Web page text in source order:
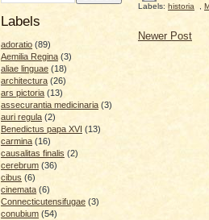
Labels
adoratio (89)
Aemilia Regina (3)
aliae linguae (18)
architectura (26)
ars pictoria (13)
assecurantia medicinaria (3)
auri regula (2)
Benedictus papa XVI (13)
carmina (16)
causalitas finalis (2)
cerebrum (36)
cibus (6)
cinemata (6)
Connecticutensifugae (3)
conubium (54)
Labels: historia
Newer Post